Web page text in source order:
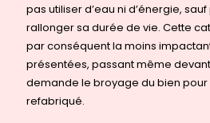
pas utiliser d’eau ni d’énergie,
rallonger sa durée de vie. Cette
par conséquent la moins
présentées, passant même
demande le broyage du bien pour
refabriqué.